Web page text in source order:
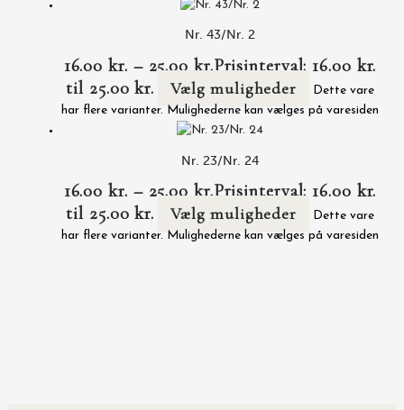
Nr. 43/Nr. 2
16.00kr. – 25.00 kr.Prisinterval: 16.00 kr.
til 25.00 kr.
Vælg muligheder
Dette vare
har flere varianter. Mulighederne kan vælges på varesiden
Nr. 23/Nr. 24
16.00kr. – 25.00 kr.Prisinterval: 16.00 kr.
til 25.00 kr.
Vælg muligheder
Dette vare
har flere varianter. Mulighederne kan vælges på varesiden